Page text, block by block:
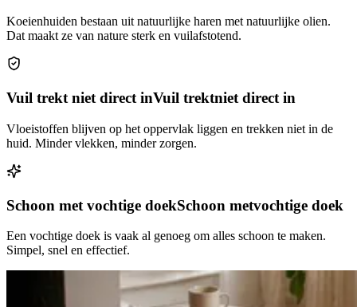
Koeienhuiden bestaan uit natuurlijke haren met natuurlijke olien.
Dat maakt ze van nature sterk en vuilafstotend.
Vuil trekt niet direct inVuil trektniet direct in
Vloeistoffen blijven op het oppervlak liggen en trekken niet in de
huid. Minder vlekken, minder zorgen.
Schoon met vochtige doekSchoon metvochtige doek
Een vochtige doek is vaak al genoeg om alles schoon te maken.
Simpel, snel en effectief.